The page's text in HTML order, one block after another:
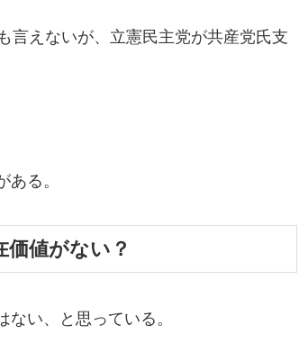
言えないが、立憲民主党が共産党氏支
る。
値がない？
い、と思っている。